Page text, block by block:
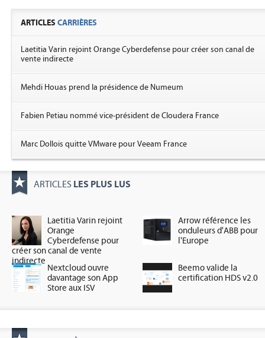
ARTICLES CARRIÈRES
Laetitia Varin rejoint Orange Cyberdefense pour créer son canal de
vente indirecte
Mehdi Houas prend la présidence de Numeum
Fabien Petiau nommé vice-président de Cloudera France
Marc Dollois quitte VMware pour Veeam France
ARTICLES LES PLUS LUS
Laetitia Varin rejoint
Orange
Cyberdefense pour
créer son canal de vente
indirecte
Arrow référence les
onduleurs d'ABB pour
l'Europe
Nextcloud ouvre
davantage son App
Store aux ISV
Beemo valide la
certification HDS v2.0